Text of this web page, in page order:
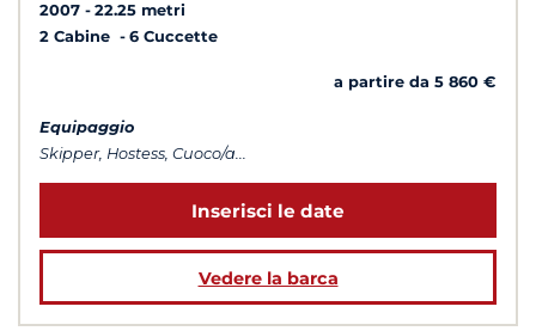
2007
22.25 metri
2 Cabine
6 Cuccette
a partire da 5 860 €
Equipaggio
Skipper, Hostess, Cuoco/a...
Inserisci le date
Vedere la barca